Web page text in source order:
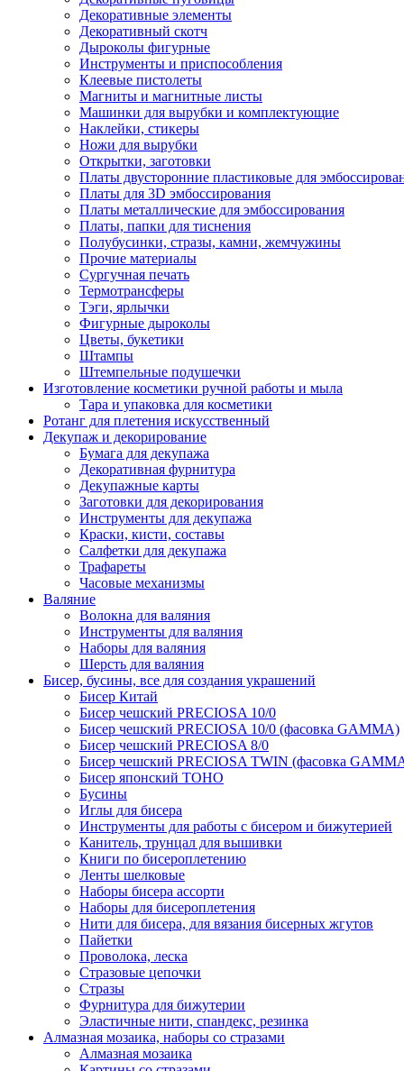
Декоративные элементы
Декоративный скотч
Дыроколы фигурные
Инструменты и приспособления
Клеевые пистолеты
Магниты и магнитные листы
Машинки для вырубки и комплектующие
Наклейки, стикеры
Ножи для вырубки
Открытки, заготовки
Платы двусторонние пластиковые для
Платы для 3D эмбоссирования
Платы металлические для эмбоссирования
Платы, папки для тиснения
Полубусинки, стразы, камни, жемчужины
Прочие материалы
Сургучная печать
Термотрансферы
Тэги, ярлычки
Фигурные дыроколы
Цветы, букетики
Штампы
Штемпельные подушечки
Изготовление косметики ручной работы и мыла
Тара и упаковка для косметики
Ротанг для плетения искусственный
Декупаж и декорирование
Бумага для декупажа
Декоративная фурнитура
Декупажные карты
Заготовки для декорирования
Инструменты для декупажа
Краски, кисти, составы
Салфетки для декупажа
Трафареты
Часовые механизмы
Валяние
Волокна для валяния
Инструменты для валяния
Наборы для валяния
Шерсть для валяния
Бисер, бусины, все для создания украшений
Бисер Китай
Бисер чешский PRECIOSA 10/0
Бисер чешский PRECIOSA 10/0 (фасовка GAMMA)
Бисер чешский PRECIOSA 8/0
Бисер чешский PRECIOSA TWIN (фасовка
Бисер японский TOHO
Бусины
Иглы для бисера
Инструменты для работы с бисером и бижутерией
Канитель, трунцал для вышивки
Книги по бисероплетению
Ленты шелковые
Наборы бисера ассорти
Наборы для бисероплетения
Нити для бисера, для вязания бисерных жгутов
Пайетки
Проволока, леска
Стразовые цепочки
Стразы
Фурнитура для бижутерии
Эластичные нити, спандекс, резинка
Алмазная мозаика, наборы со стразами
Алмазная мозаика